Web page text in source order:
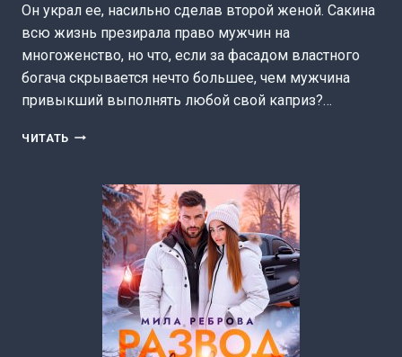
Он украл ее, насильно сделав второй женой. Сакина
всю жизнь презирала право мужчин на
многоженство, но что, если за фасадом властного
богача скрывается нечто большее, чем мужчина
привыкший выполнять любой свой каприз?…
ЧИТАТЬ ВТОРАЯ
РЕБРОВА)